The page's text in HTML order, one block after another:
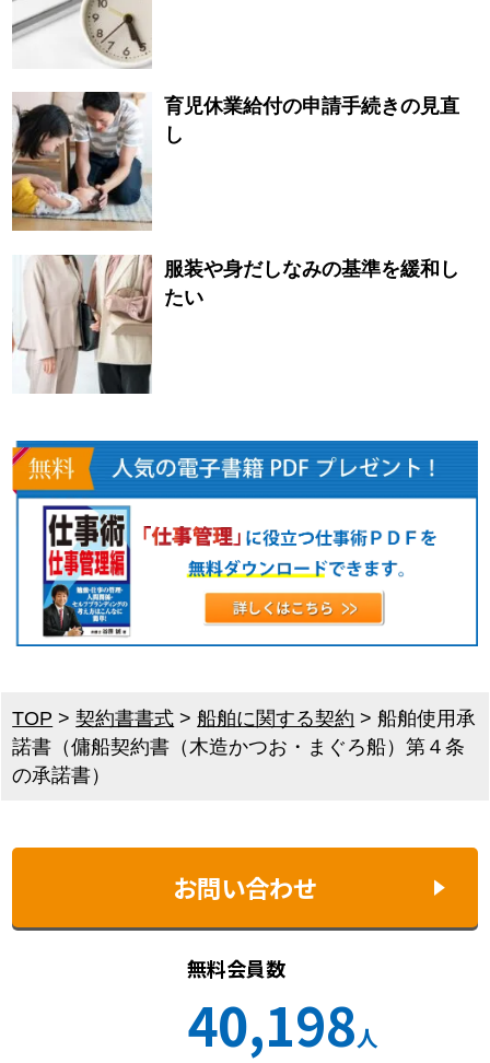
育児休業給付の申請手続きの見直
し
服装や身だしなみの基準を緩和し
たい
TOP >契約書書式 >船舶に関する契約 >船舶使用承
諾書（傭船契約書（木造かつお・まぐろ船）第４条
の承諾書）
お問い合わせ
無料会員数
40,198人